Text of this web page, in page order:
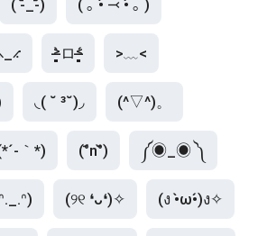
( -᷅_-᷄) ( ｡ •̀ ⤙ •́ ｡ )
˃̶͈̀ロ˂̶͈́ >﹏<
◟( ˘ ³˘)◞ (^▽^)。
｀*) (°᷄n°᷅) ༼◉_◉ ༽
(୨୧ ❛ᴗ❛)✧ (ง •̀ω•́)ง✧